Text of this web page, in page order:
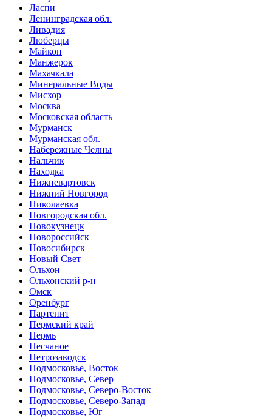
Ласпи
Ленинградская обл.
Ливадия
Люберцы
Майкоп
Манжерок
Махачкала
Минеральные Воды
Мисхор
Москва
Московская область
Мурманск
Мурманская обл.
Набережные Челны
Нальчик
Находка
Нижневартовск
Нижний Новгород
Николаевка
Новгородская обл.
Новокузнецк
Новороссийск
Новосибирск
Новый Свет
Ольхон
Ольхонский р-н
Омск
Оренбург
Партенит
Пермский край
Пермь
Песчаное
Петрозаводск
Подмосковье, Восток
Подмосковье, Север
Подмосковье, Северо-Восток
Подмосковье, Северо-Запад
Подмосковье, Юг